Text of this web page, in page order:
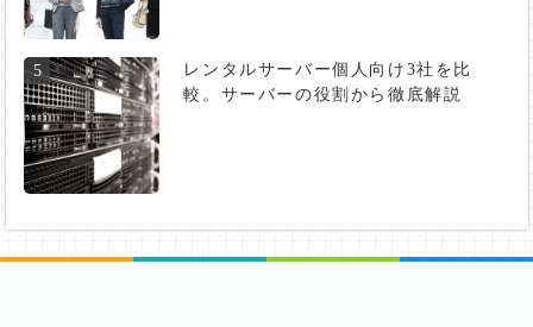
5
レンタルサーバー個人向け3社を比
較。サーバーの役割から徹底解説